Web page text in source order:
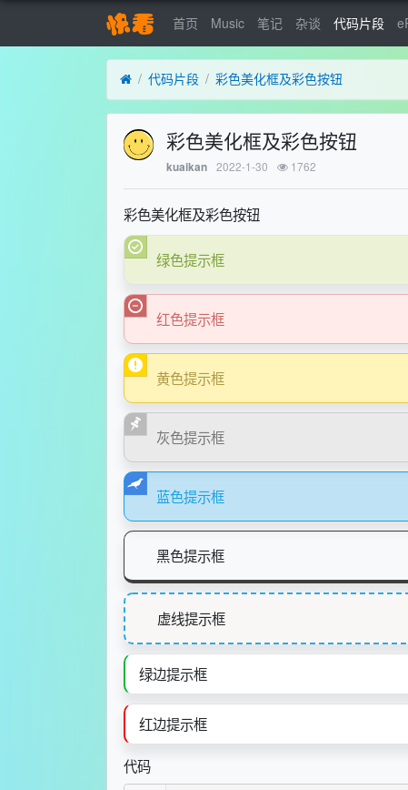
首页 Music 笔记 杂谈 代码片段
代码片段 彩色美化框及彩色按钮
彩色美化框及彩色按钮
kuaikan 2022-1-30 1762
彩色美化框及彩色按钮
绿色提示框
红色提示框
黄色提示框
灰色提示框
蓝色提示框
黑色提示框
虚线提示框
绿边提示框
红边提示框
代码